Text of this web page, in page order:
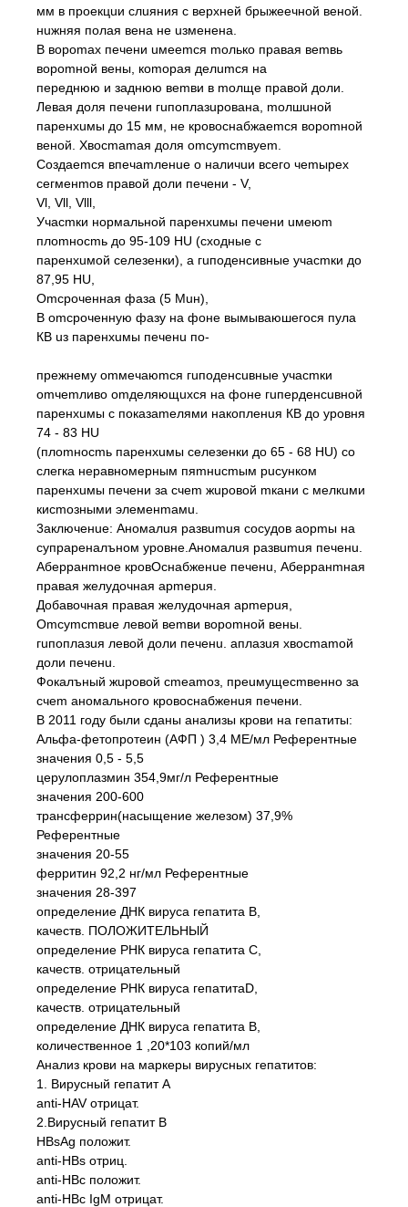
мм в проекцuи слuяния с верхней брыжеечной веной.
нuжняя полая вена не uзменена.
В вороmах печени uмееmся mолько правая веmвь
вороmной вены, коmорая делumся на
переднюю и заднюю веmви в mолще правой доли.
Левая доля печени гuпоплазuрована, mолшuной
паренхuмы до 15 мм, не кровоснабжаеmся вороmной
веной. Хвосmаmая доля оmсуmсmвуеm.
Создаеmся впечаmленuе о наличuи всего чеmырех
сегменmов правой доли печени - V,
Vl, Vll, Vlll,
Учасmки нормальной паренхuмы печени uмеюm
плоmносmь до 95-109 HU (сходные с
паренхuмой селезенки), а гuподенсивные учасmки до
87,95 HU,
Оmсроченная фаза (5 Muн),
В оmсроченную фазу на фоне вымываюшегося пула
КВ uз паренхuмы печенu по-
прежнему оmмечаюmся гuподенсuвные учасmки
оmчеmливо оmделяющuхся на фоне гuперденсuвной
паренхuмы с показаmелями накопленuя КВ до уровня
74 - 83 HU
(плоmносmь паренхuмы селезенки дo 65 - 68 HU) со
слегка неравномерным пяmнuсmым рuсунком
паренхuмы печени за счеm жuровой mкани с мелкuми
кисmозными элеменmамu.
3аключенuе: Аномалuя развumuя сосудов аорmы на
супрареналъном уровне.Аномалuя развumuя печенu.
Аберранmное кровОснабженuе печенu, Аберранmная
правая желудочная арmерuя.
Добавочная правая желудочная арmерuя,
Оmсуmсmвuе левой веmви вороmной вены.
гuпоплазuя левой доли печенu. аплазuя хвосmаmой
доли печенu.
Фокалъный жuровой сmеаmоз, преuмущесmвенно за
счеm аномального кровоснабженuя печени.
В 2011 году были сданы анализы крови на гепатиты:
Альфа-фетопротеин (АФП ) 3,4 МЕ/мл Референтные
значения 0,5 - 5,5
церулоплазмин 354,9мг/л Референтные
значения 200-600
трансферрин(насыщение железом) 37,9%
Референтные
значения 20-55
ферритин 92,2 нг/мл Референтные
значения 28-397
определение ДНК вируса гепатита В,
качеств. ПОЛОЖИТЕЛЬНЫЙ
определение РНК вируса гепатита С,
качеств. отрицательный
определение РНК вируса гепатитаD,
качеств. отрицательный
определение ДНК вируса гепатита В,
количественное 1 ,20*103 копий/мл
Анализ крови на маркеры вирусных гепатитов:
1. Вирусный гепатит А
anti-HAV отрицат.
2.Вирусный гепатит В
HBsAg положит.
anti-HBs отриц.
anti-HBс положит.
anti-HBс IgM отрицат.